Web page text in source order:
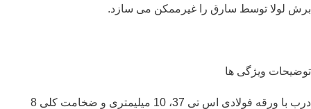
برش لولا توسط سارق را غیرممکن می سازد.
توضیحات ویژگی ها
درب با ورقه فولادی اس تی 37، 10 میلیمتری و ضخامت کلی 8